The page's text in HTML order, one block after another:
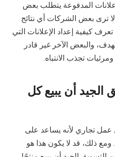
المدفوعة يتطلب بعض
لا ترى بعض الشركات أي نتائج
تعرف كيفية إعداد الإعلانات التي
والبعض الآخر غير قادر
تجذب الانتباه.
الجيد أن يبيع كل
عمل تجاري لأنه يساعد على
ذلك، قد لا يكون هذا هو